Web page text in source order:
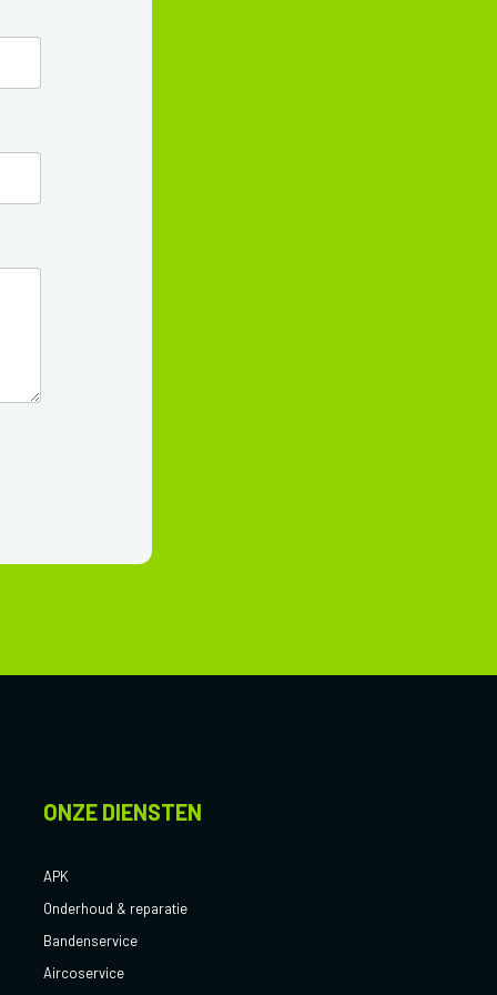
ONZE DIENSTEN
APK
Onderhoud & reparatie
Bandenservice
Aircoservice